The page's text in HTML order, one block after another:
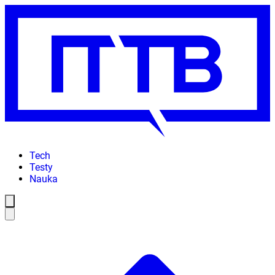
Tech
Testy
Nauka